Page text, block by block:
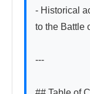
- Historical
to the Battle
---